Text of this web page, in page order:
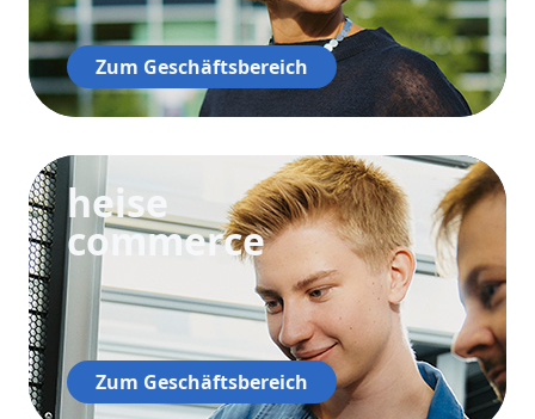
Zum Geschäftsbereich
heise
commerce
Zum Geschäftsbereich